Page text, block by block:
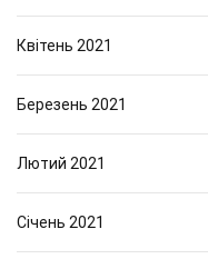
Квітень 2021
Березень 2021
Лютий 2021
Січень 2021